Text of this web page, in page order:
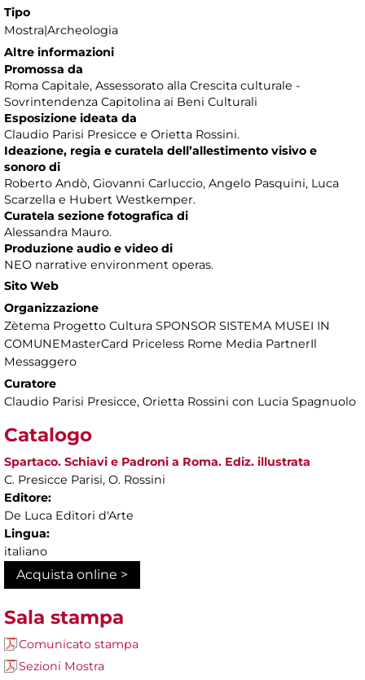
Tipo
Mostra|Archeologia
Altre informazioni
Promossa da
Roma Capitale, Assessorato alla Crescita culturale -
Sovrintendenza Capitolina ai Beni Culturali
Esposizione ideata da
Claudio Parisi Presicce e Orietta Rossini.
Ideazione, regia e curatela dell’allestimento visivo e
sonoro di
Roberto Andò, Giovanni Carluccio, Angelo Pasquini, Luca
Scarzella e Hubert Westkemper.
Curatela sezione fotografica di
Alessandra Mauro.
Produzione audio e video di
NEO narrative environment operas.
Sito Web
Organizzazione
Zètema Progetto Cultura SPONSOR SISTEMA MUSEI IN
COMUNEMasterCard Priceless Rome Media PartnerIl
Messaggero
Curatore
Claudio Parisi Presicce, Orietta Rossini con Lucia Spagnuolo
Catalogo
Spartaco. Schiavi e Padroni a Roma. Ediz. illustrata
C. Presicce Parisi, O. Rossini
Editore:
De Luca Editori d'Arte
Lingua:
italiano
Acquista online >
Sala stampa
Comunicato stampa
Sezioni Mostra